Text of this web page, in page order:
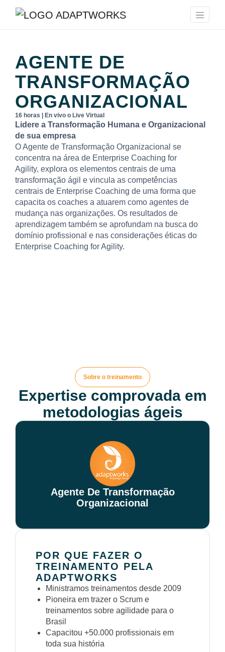
AGENTE DE
TRANSFORMAÇÃO
ORGANIZACIONAL
16 horas | En vivo o Live Virtual
Lidere a Transformação Humana e Organizacional
de sua empresa
O Agente de Transformação Organizacional se
concentra na área de Enterprise Coaching for
Agility, explora os elementos centrais de uma
transformação ágil e vincula as competências
centrais de Enterprise Coaching de uma forma que
capacita os coaches a atuarem como agentes de
mudança nas organizações. Os resultados de
aprendizagem também se aprofundam na busca do
domínio profissional e nas considerações éticas do
Enterprise Coaching for Agility.
Sobre o treinamento
Expertise comprovada em
metodologias ágeis
Agente De Transformação
Organizacional
POR QUE FAZER O
TREINAMENTO PELA
ADAPTWORKS
Ministramos treinamentos desde 2009
Pioneira em trazer o Scrum e
treinamentos sobre agilidade para o
Brasil
Capacitou +50.000 profissionais em
toda sua história